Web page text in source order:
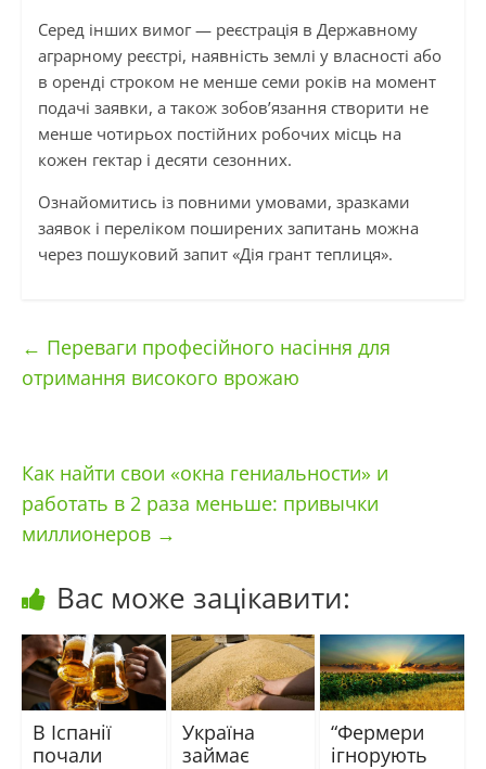
Серед інших вимог — реєстрація в Державному
аграрному реєстрі, наявність землі у власності або
в оренді строком не менше семи років на момент
подачі заявки, а також зобов’язання створити не
менше чотирьох постійних робочих місць на
кожен гектар і десяти сезонних.
Ознайомитись із повними умовами, зразками
заявок і переліком поширених запитань можна
через пошуковий запит «Дія грант теплиця».
← Переваги професійного насіння для
отримання високого врожаю
Как найти свои «окна гениальности» и
работать в 2 раза меньше: привычки
миллионеров →
Вас може зацікавити:
В Іспанії
почали
Україна
займає
“Фермери
ігнорують